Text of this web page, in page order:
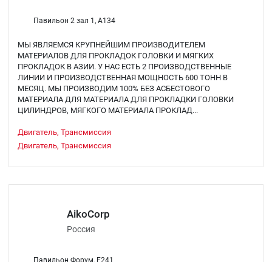
Павильон 2 зал 1, A134
МЫ ЯВЛЯЕМСЯ КРУПНЕЙШИМ ПРОИЗВОДИТЕЛЕМ
МАТЕРИАЛОВ ДЛЯ ПРОКЛАДОК ГОЛОВКИ И МЯГКИХ
ПРОКЛАДОК В АЗИИ. У НАС ЕСТЬ 2 ПРОИЗВОДСТВЕННЫЕ
ЛИНИИ И ПРОИЗВОДСТВЕННАЯ МОЩНОСТЬ 600 ТОНН В
МЕСЯЦ. МЫ ПРОИЗВОДИМ 100% БЕЗ АСБЕСТОВОГО
МАТЕРИАЛА ДЛЯ МАТЕРИАЛА ДЛЯ ПРОКЛАДКИ ГОЛОВКИ
ЦИЛИНДРОВ, МЯГКОГО МАТЕРИАЛА ПРОКЛАД...
Двигатель, Трансмиссия
Двигатель, Трансмиссия
AikoCorp
Россия